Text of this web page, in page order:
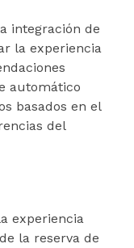
integración de
la experiencia
automático
basados en el
del
experiencia
la reserva de